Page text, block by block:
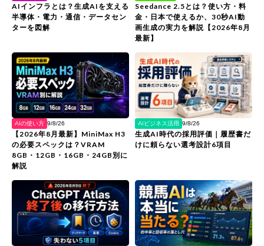
AIインフラとは？生成AIを支える
半導体・電力・通信・データセン
ターを図解
Seedance 2.5とは？使い方・料
金・日本で使えるか、30秒AI動
画生成の実力を解説【2026年8月
最新】
AIの使い方 9/8/26
【2026年8月最新】MiniMax H3
の必要スペックは？VRAM
8GB・12GB・16GB・24GB別に
解説
AIビジネス活用 9/8/26
生成AI時代の採用評価｜履歴書だ
けに頼らない選考設計6項目